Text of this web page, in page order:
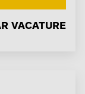
NS....
VACATURE